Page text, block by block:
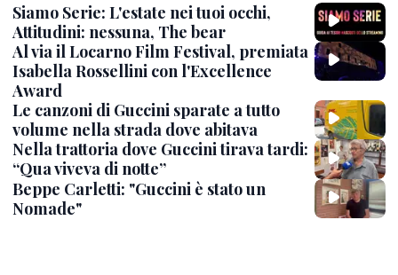
Siamo Serie: L'estate nei tuoi occhi,
Attitudini: nessuna, The bear
Al via il Locarno Film Festival, premiata
Isabella Rossellini con l'Excellence
Award
Le canzoni di Guccini sparate a tutto
volume nella strada dove abitava
Nella trattoria dove Guccini tirava tardi:
“Qua viveva di notte”
Beppe Carletti: "Guccini è stato un
Nomade"